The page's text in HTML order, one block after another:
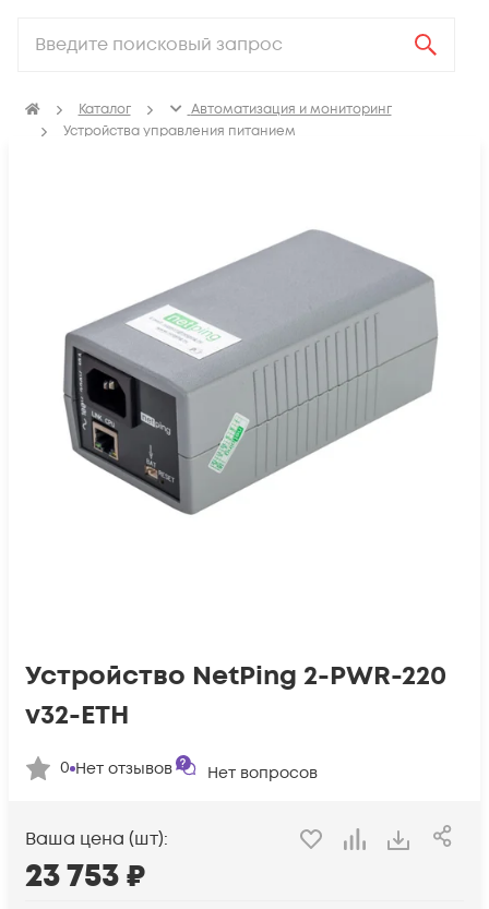
Каталог
Автоматизация и мониторинг
Устройства управления питанием
Устройство NetPing 2-PWR-220
v32-ETH
0 Нет отзывов Нет вопросов
Ваша цена (шт):
23 753₽